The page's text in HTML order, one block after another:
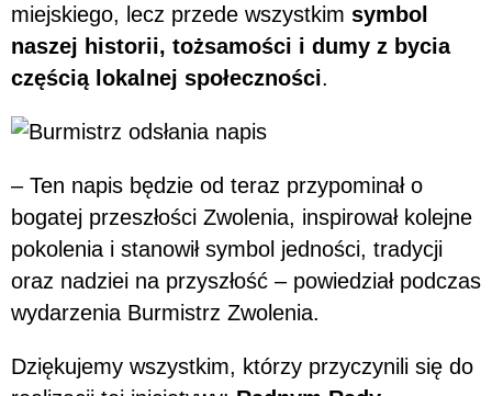
miejskiego, lecz przede wszystkim symbol
naszej historii, tożsamości i dumy z bycia
częścią lokalnej społeczności.
– Ten napis będzie od teraz przypominał o
bogatej przeszłości Zwolenia, inspirował kolejne
pokolenia i stanowił symbol jedności, tradycji
oraz nadziei na przyszłość – powiedział podczas
wydarzenia Burmistrz Zwolenia.
Dziękujemy wszystkim, którzy przyczynili się do